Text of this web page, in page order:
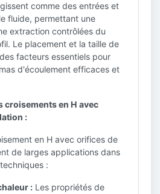
comme des entrées et
fluide, permettant une
extraction contrôlées du
Le placement et la taille de
facteurs essentiels pour
d'écoulement efficaces et
croisements en H avec
:
en H avec orifices de
de larges applications dans
:
: Les propriétés de